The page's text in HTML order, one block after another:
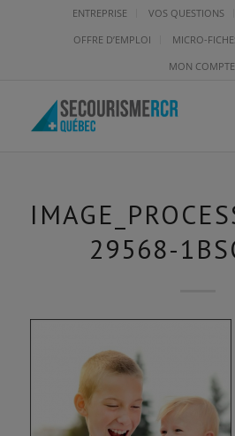
ENTREPRISE VOS QUESTIONS
OFFRE D’EMPLOI
MICRO-
MON COMPTE
29568-